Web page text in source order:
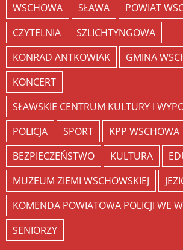
WSCHOWA SŁAWA
POWIAT
CZYTELNIA
SZLICHTYNGOWA
KONRAD ANTKOWIAK
GMINA
KONCERT
SŁAWSKIE CENTRUM KULTURY I
POLICJA
SPORT
KPP WSCHOWA
BEZPIECZEŃSTWO
KULTURA
MUZEUM ZIEMI WSCHOWSKIEJ
KOMENDA POWIATOWA POLICJI WE
SENIORZY